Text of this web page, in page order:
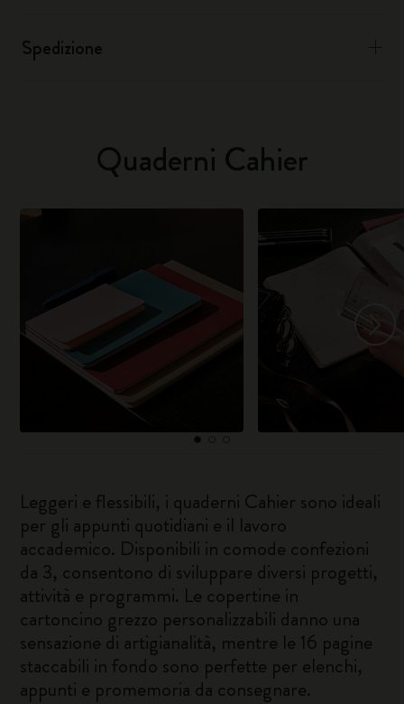
Spedizione
Quaderni Cahier
Leggeri e flessibili, i quaderni Cahier sono ideali
per gli appunti quotidiani e il lavoro
accademico. Disponibili in comode confezioni
da 3, consentono di sviluppare diversi progetti,
attività e programmi. Le copertine in
cartoncino grezzo personalizzabili danno una
sensazione di artigianalità, mentre le 16 pagine
staccabili in fondo sono perfette per elenchi,
appunti e promemoria da consegnare.